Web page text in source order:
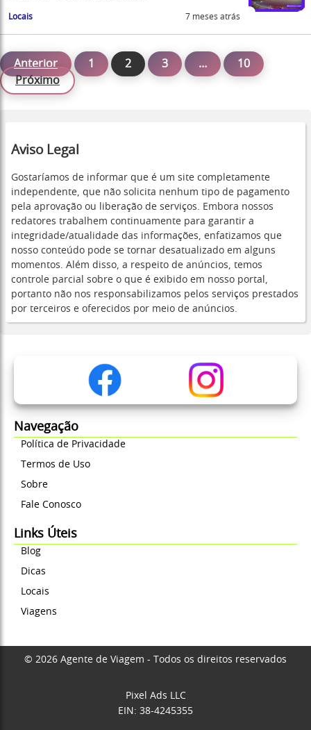
Locais 7 meses atrás
Anterior 1 2 3 …
10
Próximo
Aviso Legal
Gostaríamos de informar que é um site completamente
independente, que não solicita nenhum tipo de pagamento
pela aprovação ou liberação de serviços. Embora nossos
redatores trabalhem continuamente para garantir a
integridade/atualidade das informações, enfatizamos que
nosso conteúdo pode se tornar desatualizado em alguns
momentos. Além disso, a respeito de anúncios, temos
controle parcial sobre o que é exibido em nosso portal,
portanto não nos responsabilizamos pelos serviços prestados
por terceiros e oferecidos por meio de anúncios.
Navegação
Política de Privacidade
Termos de Uso
Sobre
Fale Conosco
Links Úteis
Blog
Dicas
Locais
Viagens
© 2026 Agente de Viagem - Todos os direitos reservados
Pixel Ads LLC
EIN: 38-4245355